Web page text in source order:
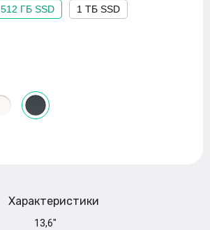
512 ГБ SSD 1 ТБ SSD
Характеристики
13,6"